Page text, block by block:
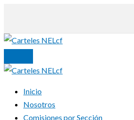
contenido
Inicio
Nosotros
Comisiones por Sección